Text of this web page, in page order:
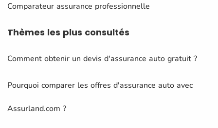
Comparateur assurance professionnelle
Thèmes les plus consultés
Comment obtenir un devis d'assurance auto gratuit ?
Pourquoi comparer les offres d'assurance auto avec
Assurland.com ?